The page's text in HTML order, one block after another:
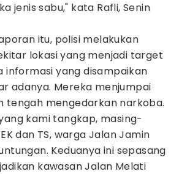
jenis sabu," kata Rafli, Senin
itu, polisi melakukan
lokasi yang menjadi target
informasi yang disampaikan
adanya. Mereka menjumpai
tengah mengedarkan narkoba.
kami tangkap, masing-
dan TS, warga Jalan Jamin
Keduanya ini sepasang
kawasan Jalan Melati